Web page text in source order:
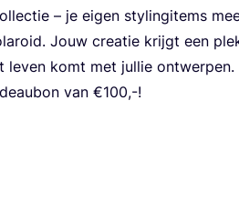
– je eigen sty­lin­gi­tems
Jouw cre­a­tie krijgt een
leven komt met jul­lie ontwerpen.
van €100,-!